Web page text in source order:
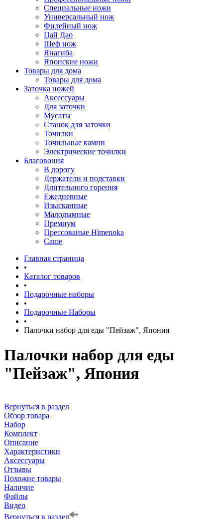
Специальные ножи
Универсальный нож
Филейный нож
Цай Дао
Шеф нож
Янагиба
Японские ножи
Товары для дома
Товары для дома
Заточка ножей
Аксессуары
Для заточки
Мусаты
Станок для заточки
Точилки
Точильные камни
Электрические точилки
Благовония
В дорогу
Держатели и подставки
Длительного горения
Ежедневные
Изысканные
Малодымные
Премиум
Прессованые Himenoka
Саше
Главная страница
•
Каталог товаров
•
Подарочные наборы
•
Подарочные Наборы
•
Палочки набор для еды "Пейзаж", Япония
Палочки набор для еды
"Пейзаж", Япония
Вернуться в раздел
Обзор товара
Набор
Комплект
Описание
Характеристики
Аксессуары
Отзывы
Похожие товары
Наличие
Файлы
Видео
Вернуться в раздел